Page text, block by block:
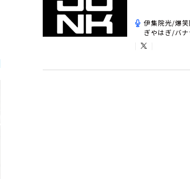
伊集院光/爆
ぎやはぎ/バ